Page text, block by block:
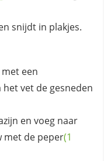
snijdt in plakjes.
een
vet de gesneden
en voeg naar
met de peper(1